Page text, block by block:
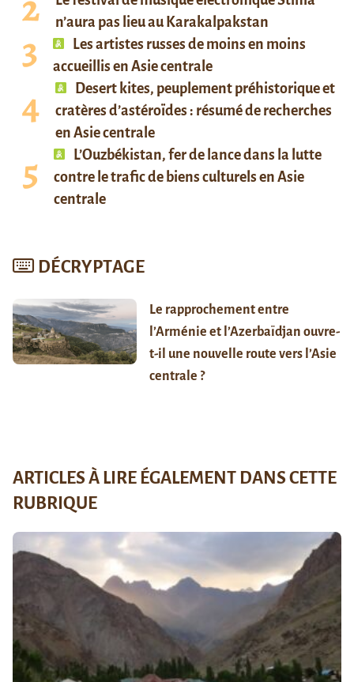
n’aura pas lieu au Karakalpakstan
Les artistes russes de moins en moins
accueillis en Asie centrale
Desert kites, peuplement préhistorique et
cratères d’astéroïdes : résumé de recherches
en Asie centrale
L’Ouzbékistan, fer de lance dans la lutte
contre le trafic de biens culturels en Asie
centrale
DÉCRYPTAGE
Le rapprochement entre
l’Arménie et l’Azerbaïdjan ouvre-
t-il une nouvelle route vers l’Asie
centrale ?
ARTICLES À LIRE ÉGALEMENT DANS CETTE
RUBRIQUE